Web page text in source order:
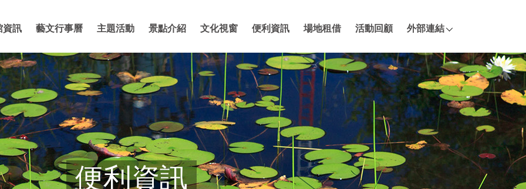
資訊 藝文行事曆 主題活動 景點介紹 文化視窗 便利資訊 場地租借 活動回顧 外部連結
便利資訊